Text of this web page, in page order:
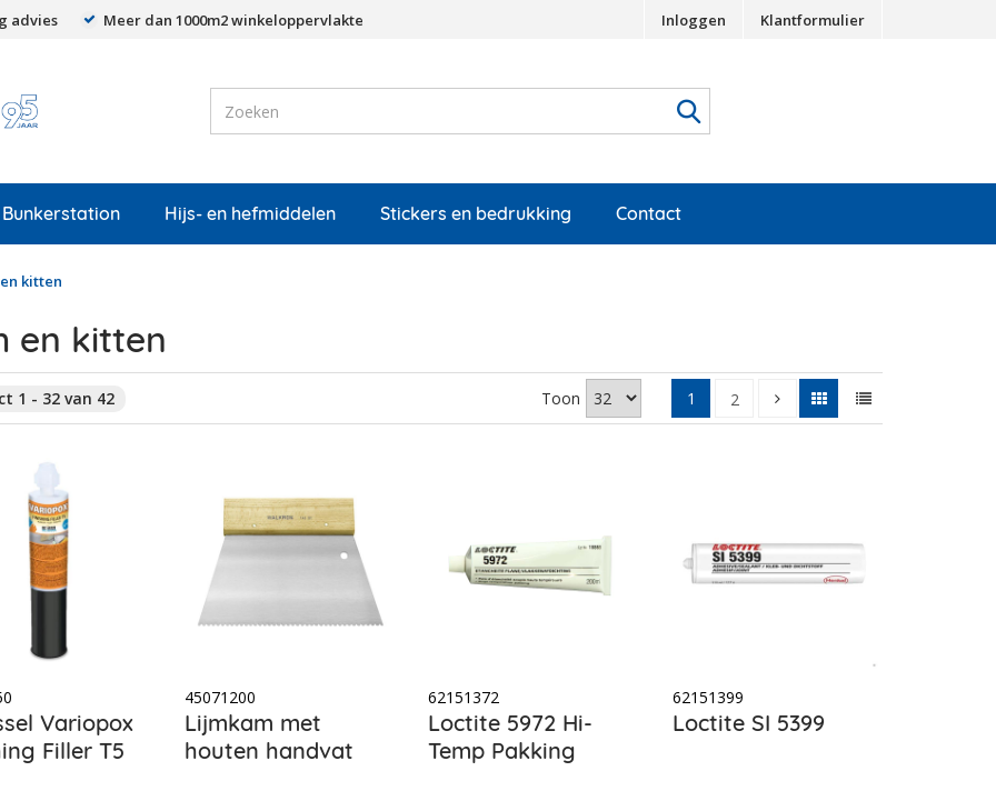
advies Meer dan 1000m2 winkeloppervlakte Inloggen Klantformulier
Bunkerstation Hijs- en hefmiddelen Stickers en bedrukking Contact
kitten
en kitten
1 - 32 van 42 Toon 1 2
Variopox
Filler T5
45071200
Lijmkam met
houten handvat
62151372
Loctite 5972 Hi-
Temp Pakking
62151399
Loctite SI 5399